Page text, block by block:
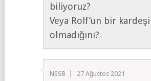
biliyoruz?
Veya Rolf’un bir
olmadığını?
NSSB 27 Ağustos 2021